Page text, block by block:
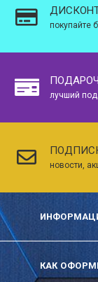
покупайте
лучший
новости,
КАК